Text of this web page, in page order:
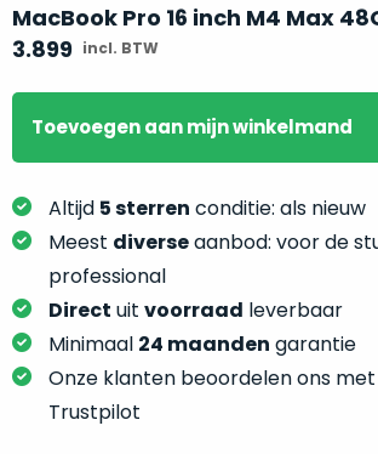
MacBook Pro 16 inch M4 Max
3.899 incl. BTW
Toevoegenaan mijn winkelmand
Altijd 5 sterren conditie: als nieuw
Meest diverseaanbod: voor de
professional
Direct uit voorraad leverbaar
Minimaal 24 maanden garantie
Onze klanten beoordelen ons met
Trustpilot
Hier
lees
conditiebeschrijvingen
wij
bij
onze
producten
gebruiken.
klanten
voorzien
van
een
MacBook
we
weten
welk
gebruiksdoel
een
Mac
geschikt